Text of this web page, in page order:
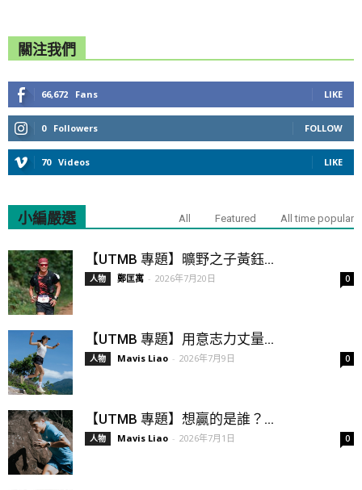
關注我們
66,672 Fans LIKE
0 Followers FOLLOW
70 Videos LIKE
小編嚴選 All Featured All time popular
【UTMB 專題】曠野之子黃鈺...
人物 鄭匡寓 - 2026年7月20日 0
【UTMB 專題】用意志力丈量...
人物 Mavis Liao - 2026年7月9日 0
【UTMB 專題】想贏的是誰？...
人物 Mavis Liao - 2026年7月1日 0